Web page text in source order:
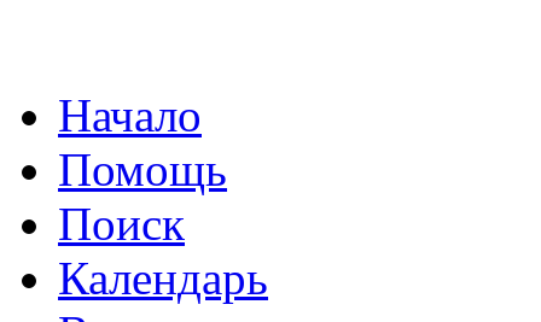
Начало
Помощь
Поиск
Календарь